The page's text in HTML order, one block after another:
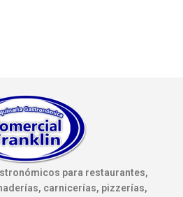
para restaurantes,
carnicerías, pizzerías,